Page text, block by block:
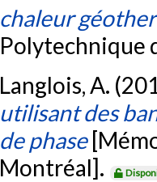
chaleur
Polytechnique
Langlois, A.
utilisant des
de phase
Montréal].